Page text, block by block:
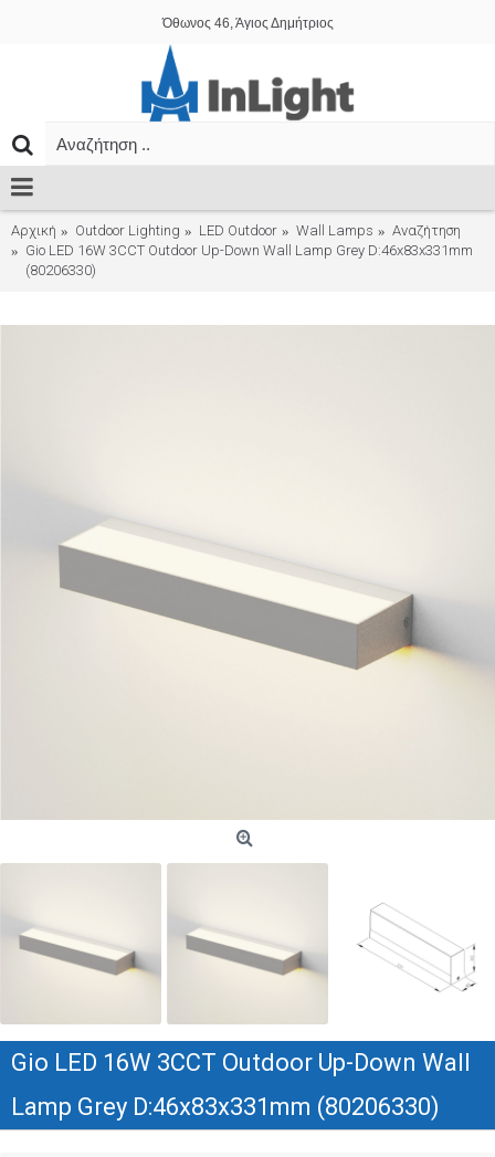
Όθωνος 46, Άγιος Δημήτριος
Αρχική Outdoor Lighting LED Outdoor Wall Lamps
Αναζήτηση
Gio LED 16W 3CCT Outdoor Up-Down Wall Lamp Grey D:46x83x331mm
(80206330)
Gio LED 16W 3CCT Outdoor Up-Down Wall
Lamp Grey D:46x83x331mm (80206330)